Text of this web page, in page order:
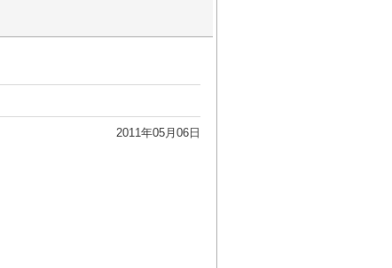
2011年05月06日